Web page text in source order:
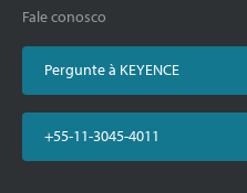
Fale conosco
Pergunte à KEYENCE
+55-11-3045-4011